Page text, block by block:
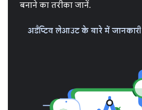
बनाने का तरीका जानें.
अडैप्टिव लेआउट के बारे में जानकारी